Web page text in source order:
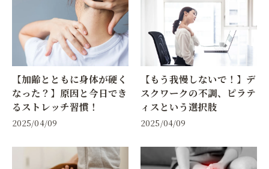
【加齢とともに身体が硬く
なった？】原因と今日でき
るストレッチ習慣！
2025/04/09
【もう我慢しないで！】デ
スクワークの不調、ピラテ
ィスという選択肢
2025/04/09